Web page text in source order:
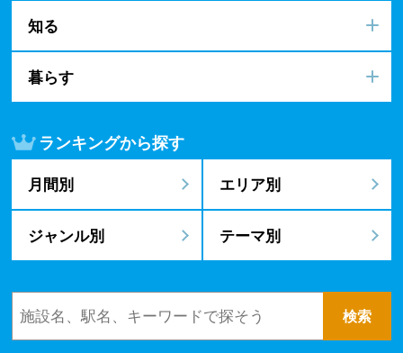
知る
暮らす
ランキングから探す
月間別 エリア別
ジャンル別 テーマ別